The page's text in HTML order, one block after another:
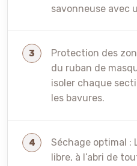
savonneuse avec
Protection des
du ruban de
isoler chaque
les bavures.
Séchage optimal :
libre, à l’abri de